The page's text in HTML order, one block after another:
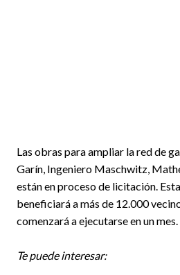
Las obras para ampliar la red de
Garín, Ingeniero Maschwitz,
están en proceso de licitación.
beneficiará a más de 12.000
comenzará a ejecutarse en un mes.
Te puede interesar: